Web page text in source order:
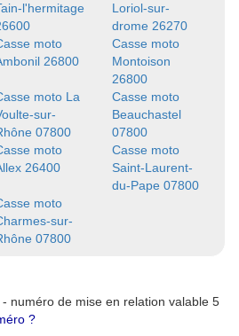
l'hermitage
Loriol-sur-
drome 26270
moto
26800
Casse moto
Montoison
26800
moto La
sur-
07800
Casse moto
Beauchastel
07800
moto
26400
Casse moto
Saint-Laurent-
du-Pape 07800
moto
sur-
07800
numéro de mise en relation valable 5
?